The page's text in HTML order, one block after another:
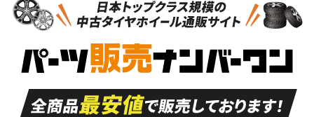
S
品）
S
新車外し品（新古
付き
A
走行距離も少なく、
目立つ傷もほとんど
ない中古品
A
走行距離も少なく、
非常に状態の良い中
古品